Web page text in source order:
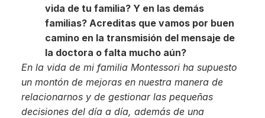
vida de tu familia? Y en las demás
familias? Acreditas que vamos por buen
camino en la transmisión del mensaje de
la doctora o falta mucho aún?
En la vida de mi familia Montessori ha supuesto
un montón de mejoras en nuestra manera de
relacionarnos y de gestionar las pequeñas
decisiones del día a día, además de una